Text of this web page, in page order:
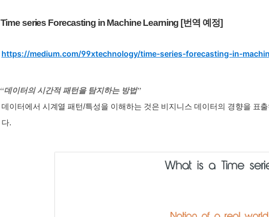
Time series Forecasting in Machine Learning [번역 예정]
https://medium.com/99xtechnology/time-series-forecasting-in-
“데이터의 시간적 패턴을 탐지하는 방법”
데이터에서 시계열 패턴/특성을 이해하는 것은 비지니스 데이터의 경향을 표
다.